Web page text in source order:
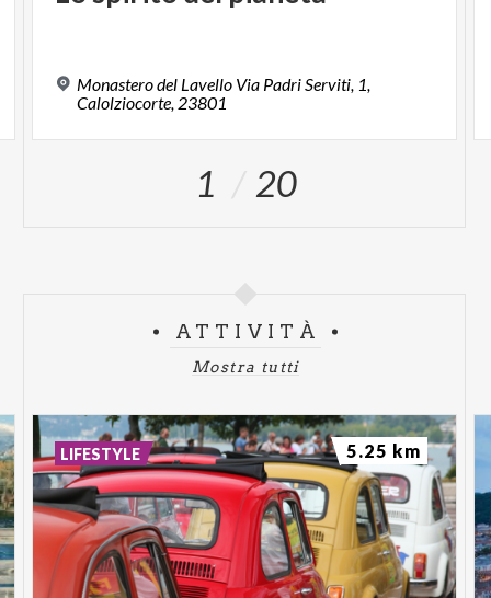
Monastero del Lavello Via Padri Serviti, 1,
Calolziocorte, 23801
1 20
ATTIVITÀ
Mostra tutti
LIFESTYLE 5.25 km